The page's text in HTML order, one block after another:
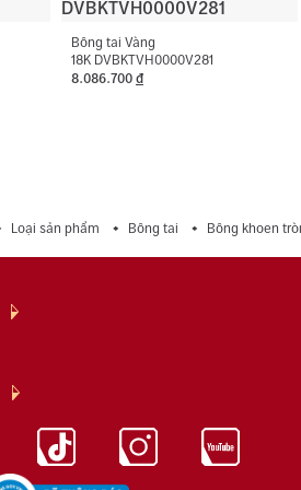
Bông tai Vàng
18K DVBKTVH0000V281
8.086.700 đ
Loại sản phẩm Bông tai Bông khoen